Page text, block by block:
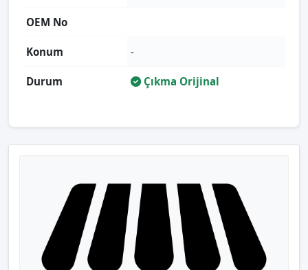
OEM No
Konum -
Durum Çıkma Orijinal